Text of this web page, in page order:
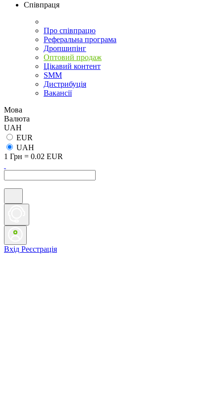
Співпраця
Про співпрацю
Реферальна програма
Дропшипінг
Оптовий продаж
Цікавий контент
SMM
Дистрибуція
Вакансії
Мова
Валюта
UAH
EUR
UAH
1 Грн = 0.02 EUR
Вхід Реєстрація